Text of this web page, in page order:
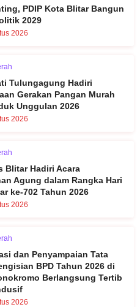
PDIP Kota Blitar Bangun
2029
2026
Tulungagung Hadiri
Gerakan Pangan Murah
Unggulan 2026
2026
Blitar Hadiri Acara
Agung dalam Rangka Hari
ke-702 Tahun 2026
2026
dan Penyampaian Tata
BPD Tahun 2026 di
Berlangsung Tertib
2026